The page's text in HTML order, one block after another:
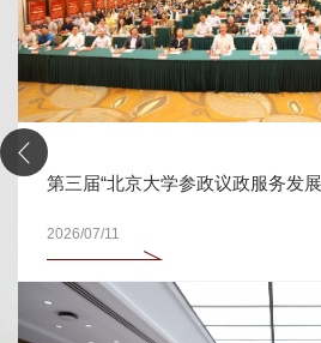
第三届“北京大学参政议政服务发
2026/07/11